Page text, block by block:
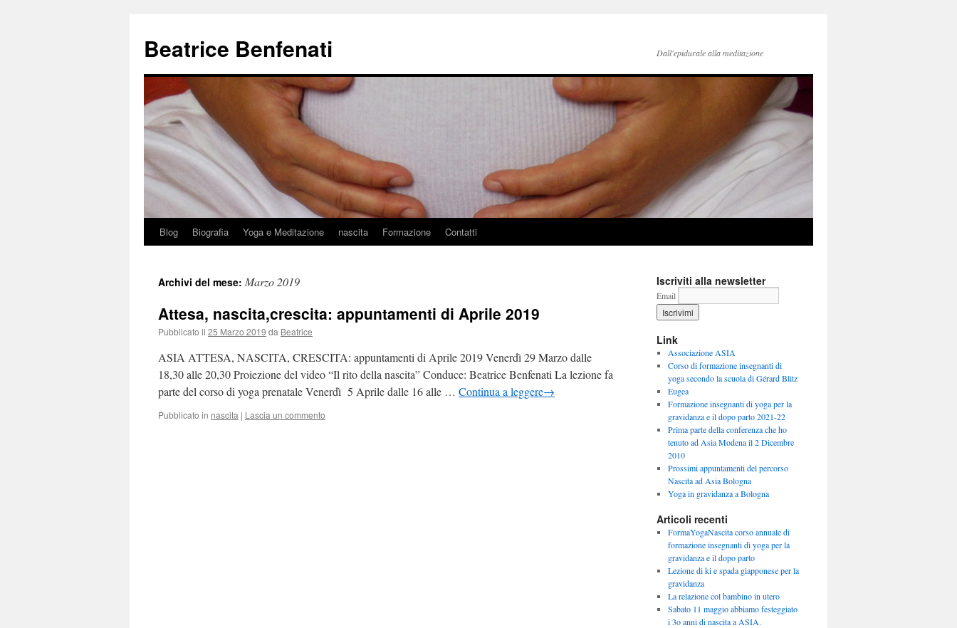
Beatrice Benfenati Dall'epidurale alla meditazione
Vai
contenuto
Blog Biografia Yoga e Meditazione nascita Formazione Contatti
Archivi del mese: Marzo 2019
Attesa, nascita,crescita: appuntamenti di Aprile 2019
Pubblicato il 25 Marzo 2019 da Beatrice
ASIA ATTESA, NASCITA, CRESCITA: appuntamenti di Aprile 2019 Venerdì 29 Marzo dalle
18,30 alle 20,30 Proiezione del video “Il rito della nascita” Conduce: Beatrice Benfenati La lezione fa
parte del corso di yoga prenatale Venerdì 5 Aprile dalle 16 alle … Continua a leggere→
Pubblicato in nascita | Lascia un commento
Iscriviti alla newsletter
Email
Link
Associazione ASIA
Corso di formazione insegnanti di
yoga secondo la scuola di Gérard Blitz
Eugea
Formazione insegnanti di yoga per la
gravidanza e il dopo parto 2021-22
Prima parte della conferenza che ho
tenuto ad Asia Modena il 2 Dicembre
2010
Prossimi appuntamenti del percorso
Nascita ad Asia Bologna
Yoga in gravidanza a Bologna
Articoli recenti
FormaYogaNascita corso annuale di
formazione insegnanti di yoga per la
gravidanza e il dopo parto
Lezione di ki e spada giapponese per la
gravidanza
La relazione col bambino in utero
Sabato 11 maggio abbiamo festeggiato
i 3o anni di nascita a ASIA.